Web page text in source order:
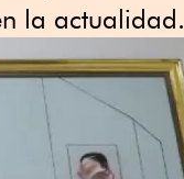
la actualidad.